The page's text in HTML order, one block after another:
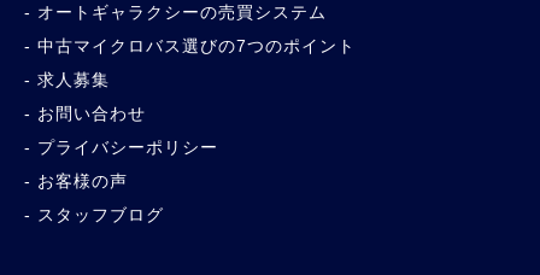
オートギャラクシーの売買システム
中古マイクロバス選びの7つのポイント
求人募集
お問い合わせ
プライバシーポリシー
お客様の声
スタッフブログ